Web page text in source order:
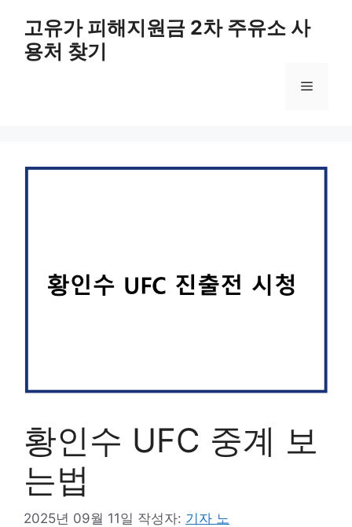
고유가 피해지원금 2차 주유소 사
용처 찾기
메
황인수 UFC 중계 보
는법
2025년 09월 11일 작성자: 기자 노